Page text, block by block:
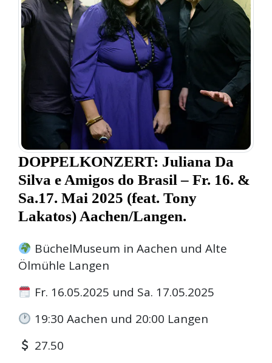
DOPPELKONZERT: Juliana Da
Silva e Amigos do Brasil – Fr. 16. &
Sa.17. Mai 2025 (feat. Tony
Lakatos) Aachen/Langen.
BüchelMuseum in Aachen und Alte
Ölmühle Langen
Fr. 16.05.2025 und Sa. 17.05.2025
19:30 Aachen und 20:00 Langen
27.50